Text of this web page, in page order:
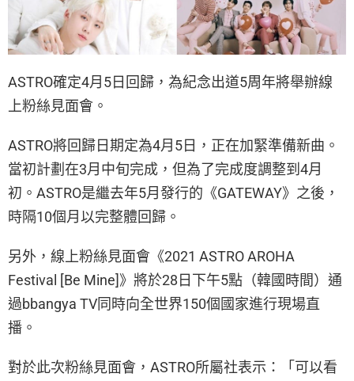
ASTRO確定4月5日回歸，為紀念出道5周年將舉辦線
上粉絲見面會。
ASTRO將回歸日期定為4月5日，正在加緊準備新曲。
當初計劃在3月中旬完成，但為了完成度調整到4月
初。ASTRO是繼去年5月發行的《GATEWAY》之後，
時隔10個月以完整體回歸。
另外，線上粉絲見面會《2021 ASTRO AROHA
Festival [Be Mine]》將於28日下午5點（韓國時間）通
過bbangya TV同時向全世界150個國家進行現場直
播。
對於此次粉絲見面會，ASTRO所屬社表示：「可以看